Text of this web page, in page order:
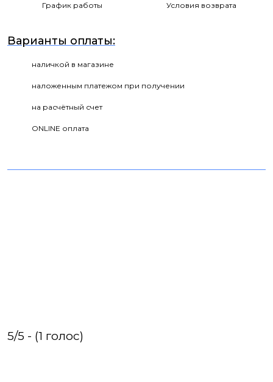
График работы Условия возврата
Варианты оплаты:
наличкой в магазине
наложенным платежом при получении
на расчётный счет
ONLINE оплата
5/5 - (1 голос)